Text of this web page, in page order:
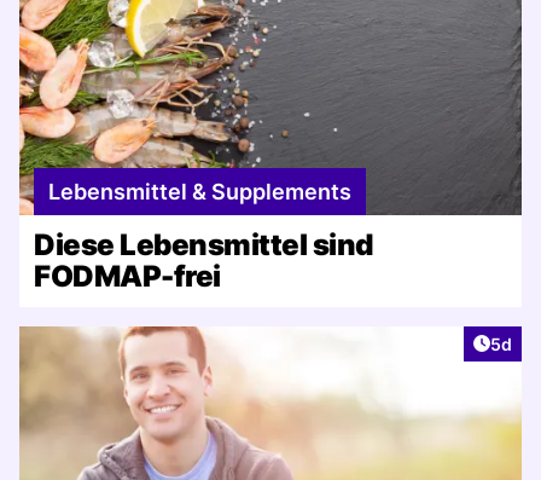
Lebensmittel & Supplements
Diese Lebensmittel sind
FODMAP-frei
5d